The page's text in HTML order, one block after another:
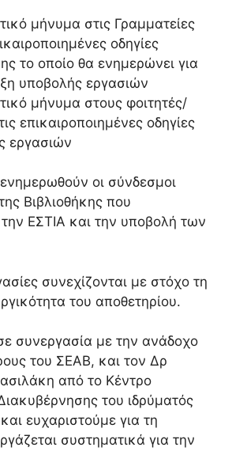
μήνυμα στις Γραμματείες
οδηγίες
το οποίο θα ενημερώνει για
υποβολής εργασιών
μήνυμα στους φοιτητές/
επικαιροποιημένες οδηγίες
εργασιών
οι σύνδεσμοι
Βιβλιοθήκης που
την ΕΣΤΙΑ και την υποβολή των
συνεχίζονται με στόχο τη
του αποθετηρίου.
συνεργασία με την ανάδοχο
του ΣΕΑΒ, και τον Δρ
από το Κέντρο
του ιδρύματός
ευχαριστούμε για τη
συστηματικά για την